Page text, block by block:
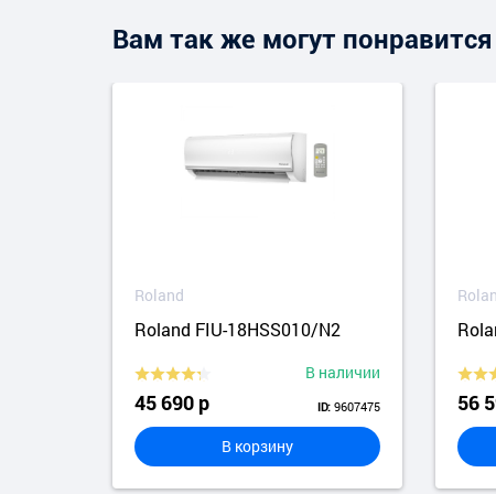
Вам так же могут понравится
Roland
Roland FIU-18HSS010/N2
В наличии
45 690 р ID: 9607475
В корзину
56